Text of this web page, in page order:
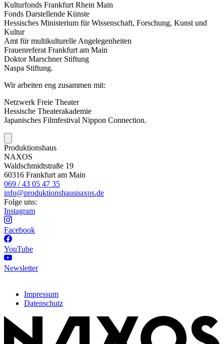
Kulturfonds Frankfurt Rhein Main
Fonds Darstellende Künste
Hessisches Ministerium für Wissenschaft, Forschung, Kunst und
Kultur
Amt für multikulturelle Angelegenheiten
Frauenreferat Frankfurt am Main
Doktor Marschner Stiftung
Naspa Stiftung.
Wir arbeiten eng zusammen mit:
Netzwerk Freie Theater
Hessische Theaterakademie
Japanisches Filmfestival Nippon Connection.
Produktionshaus
NAXOS
Waldschmidtstraße 19
60316 Frankfurt am Main
069 / 43 05 47 35
info@produktionshausnaxos.de
Folge uns:
Instagram
Facebook
YouTube
Newsletter
Impressum
Datenschutz